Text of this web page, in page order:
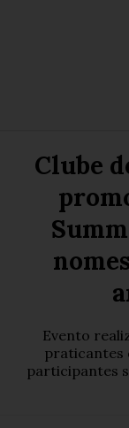
Clube
Evento
praticantes
participantes